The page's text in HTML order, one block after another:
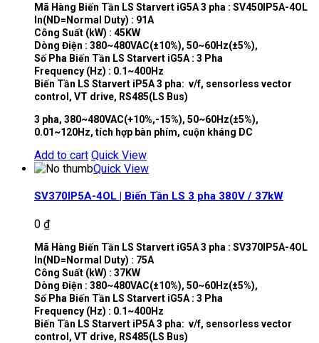
Mã Hàng Biến Tần LS Starvert iG5A 3 pha : SV450IP5A-4OL
In(ND=Normal Duty) : 91A
Công Suất (kW) : 45KW
Dòng Điện : 380~480VAC(±10%), 50~60Hz(±5%),
Số Pha Biến Tần LS Starvert iG5A : 3 Pha
Frequency (Hz) : 0.1~400Hz
Biến Tần LS Starvert iP5A 3 pha: v/f, sensorless vector
control, VT drive, RS485(LS Bus)
3 pha, 380~480VAC(+10%,-15%), 50~60Hz(±5%),
0.01~120Hz, tích hợp bàn phím, cuộn kháng DC
Add to cart Quick View
Quick View
SV370IP5A-4OL | Biến Tần LS 3 pha 380V / 37kW
0 ₫
Mã Hàng Biến Tần LS Starvert iG5A 3 pha : SV370IP5A-4OL
In(ND=Normal Duty) : 75A
Công Suất (kW) : 37KW
Dòng Điện : 380~480VAC(±10%), 50~60Hz(±5%),
Số Pha Biến Tần LS Starvert iG5A : 3 Pha
Frequency (Hz) : 0.1~400Hz
Biến Tần LS Starvert iP5A 3 pha: v/f, sensorless vector
control, VT drive, RS485(LS Bus)